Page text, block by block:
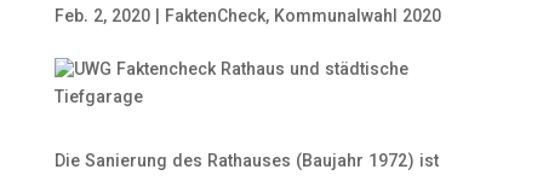
Feb. 2, 2020| FaktenCheck, Kommunalwahl 2020
Die Sanierung des Rathauses (Baujahr 1972) ist